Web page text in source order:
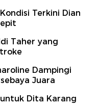
Terkini Dian
Taher yang
Dampingi
Juara
Dita Karang